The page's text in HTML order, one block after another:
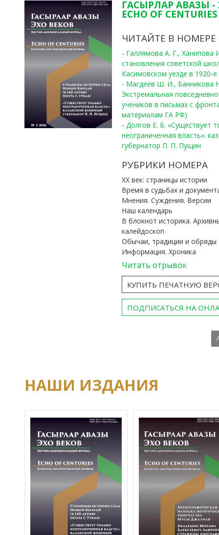
ГАСЫРЛАР АВАЗЫ -
ECHO OF
ЧИТАЙТЕ В НОМЕРЕ
- Галлямова А. Г.,
становления советской
Касимовском уезде в 1920-е
- Магдеев Ш. И., Банникова
Экстремальная
учеников в письмах с
материалам ГА РФ)
- Долгов Е. Б. «Существует
неограниченная власть»:
губернатор П. П. Пущин
РУБРИКИ НОМЕРА
ХХ век: страницы истории
Время в судьбах и
Мнения. Суждения. Версии
Наш календарь
В блокнот историка.
калейдоскоп
Обычаи, традиции и обряды
Информация. Хроника
Читать отрывок
КУПИТЬ ПЕЧАТНУЮ
ПОДПИСАТЬСЯ НА
НАШИ ИЗДАНИЯ